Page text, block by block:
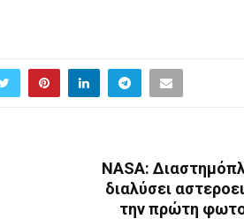
NASA:
διαλύσει
την πρώτη